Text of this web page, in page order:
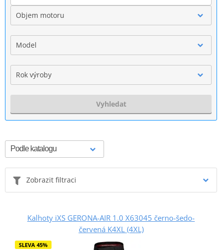
Objem motoru
Model
Rok výroby
Vyhledat
Zobrazit filtraci
Kalhoty iXS GERONA-AIR 1.0 X63045 černo-šedo-
červená K4XL (4XL)
SLEVA 45%